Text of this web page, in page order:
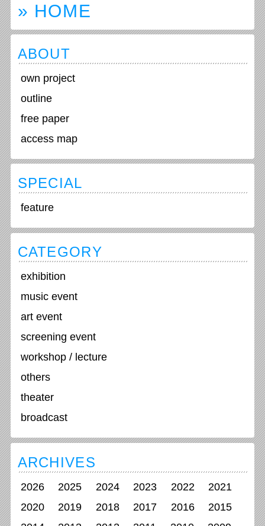
日）
0、いずれも1ドリンク付き
» HOME
ABOUT
own project
outline
free paper
access map
SPECIAL
feature
CATEGORY
exhibition
music event
art event
screening event
workshop / lecture
others
theater
broadcast
ARCHIVES
2026 2025 2024 2023 2022
2021
2020
2019 2018 2017 2016
2015